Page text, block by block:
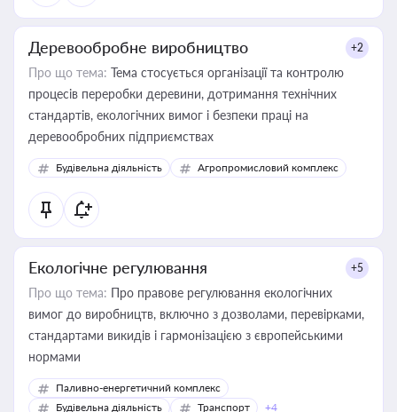
Деревообробне виробництво +2
Про що тема: Тема стосується організації та контролю
процесів переробки деревини, дотримання технічних
стандартів, екологічних вимог і безпеки праці на
деревообробних підприємствах
Будівельна діяльність Агропромисловий комплекс
Екологічне регулювання +5
Про що тема: Про правове регулювання екологічних
вимог до виробництв, включно з дозволами, перевірками,
стандартами викидів і гармонізацією з європейськими
нормами
Паливно-енергетичний комплекс
Будівельна діяльність
Транспорт +4